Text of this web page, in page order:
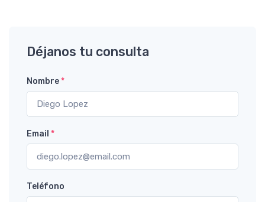
Déjanos tu consulta
Nombre*
Email *
Teléfono